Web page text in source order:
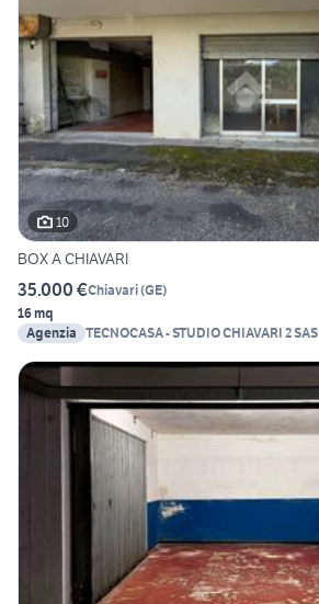
10
BOX A CHIAVARI
35.000 €Chiavari(GE)
16 mq
Agenzia TECNOCASA - STUDIO CHIAVARI 2 SAS